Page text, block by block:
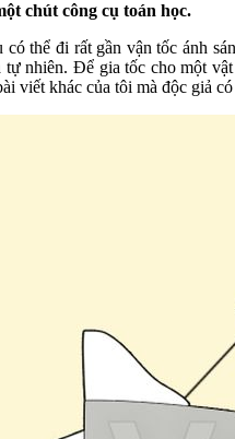
chút công cụ toán học.
thể đi rất gần vận tốc ánh
nhiên. Để gia tốc cho một
viết khác của tôi mà độc giả